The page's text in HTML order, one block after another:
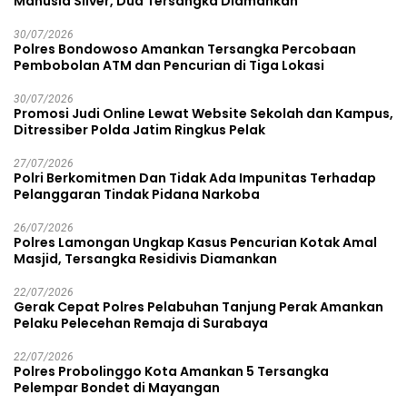
30/07/2026
Polres Bondowoso Amankan Tersangka Percobaan
Pembobolan ATM dan Pencurian di Tiga Lokasi
30/07/2026
Promosi Judi Online Lewat Website Sekolah dan Kampus,
Ditressiber Polda Jatim Ringkus Pelak
27/07/2026
Polri Berkomitmen Dan Tidak Ada Impunitas Terhadap
Pelanggaran Tindak Pidana Narkoba
26/07/2026
Polres Lamongan Ungkap Kasus Pencurian Kotak Amal
Masjid, Tersangka Residivis Diamankan
22/07/2026
Gerak Cepat Polres Pelabuhan Tanjung Perak Amankan
Pelaku Pelecehan Remaja di Surabaya
22/07/2026
Polres Probolinggo Kota Amankan 5 Tersangka
Pelempar Bondet di Mayangan